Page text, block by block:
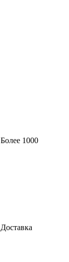
Более 1000
Доставка